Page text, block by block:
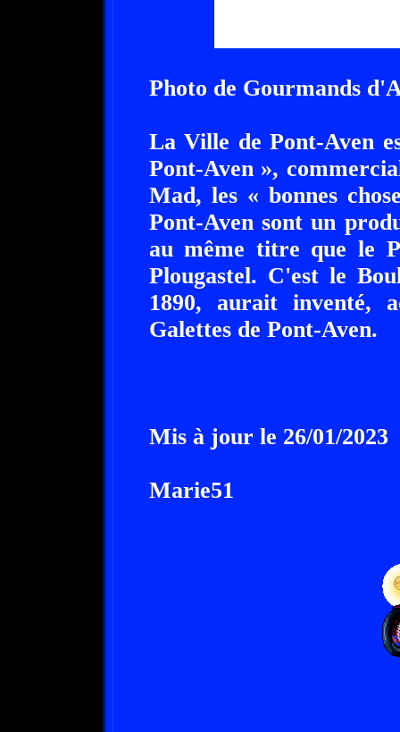
Photo de Gourmands
La Ville de Pont-Aven
Pont-Aven »,
Mad, les « bonnes
Pont-Aven sont un
au même titre que le
Plougastel. C'est le
1890, aurait inventé,
Galettes de Pont-Aven.
Mis à jour le 26/01/2023
Marie51